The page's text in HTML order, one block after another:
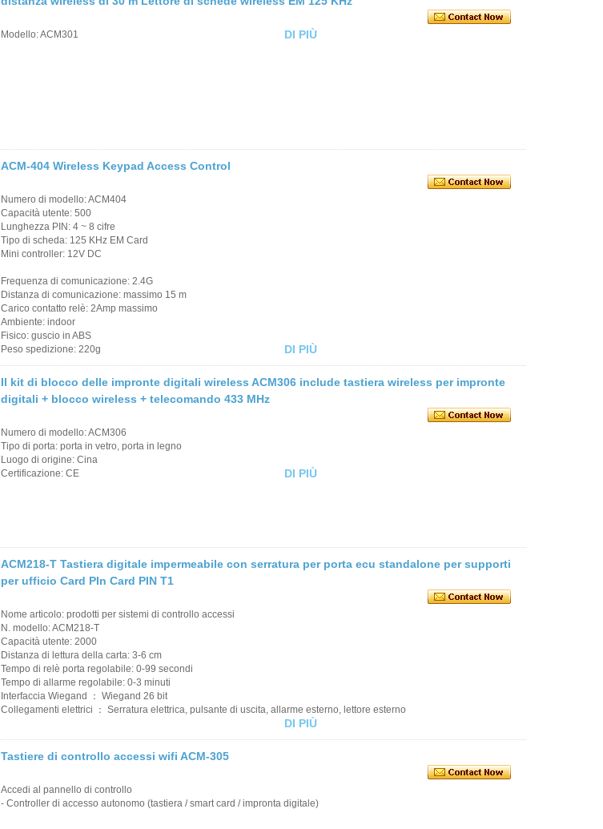
Modello: ACM301 DI PIÙ
ACM-404 Wireless Keypad Access Control
Numero di modello: ACM404
Capacità utente: 500
Lunghezza PIN: 4 ~ 8 cifre
Tipo di scheda: 125 KHz EM Card
Mini controller: 12V DC
Frequenza di comunicazione: 2.4G
Distanza di comunicazione: massimo 15 m
Carico contatto relè: 2Amp massimo
Ambiente: indoor
Fisico: guscio in ABS
Peso spedizione: 220g
DI PIÙ
Il kit di blocco delle impronte digitali wireless ACM306 include tastiera wireless per impronte
digitali + blocco wireless + telecomando 433 MHz
Numero di modello: ACM306
Tipo di porta: porta in vetro, porta in legno
Luogo di origine: Cina
Certificazione: CE
DI PIÙ
ACM218-T Tastiera digitale impermeabile con serratura per porta ecu standalone per supporti
per ufficio Card PIn Card PIN T1
Nome articolo: prodotti per sistemi di controllo accessi
N. modello: ACM218-T
Capacità utente: 2000
Distanza di lettura della carta: 3-6 cm
Tempo di relè porta regolabile: 0-99 secondi
Tempo di allarme regolabile: 0-3 minuti
Interfaccia Wiegand ： Wiegand 26 bit
Collegamenti elettrici ： Serratura elettrica, pulsante di uscita, allarme esterno, lettore esterno
DI PIÙ
Tastiere di controllo accessi wifi ACM-305
Accedi al pannello di controllo
- Controller di accesso autonomo (tastiera / smart card / impronta digitale)